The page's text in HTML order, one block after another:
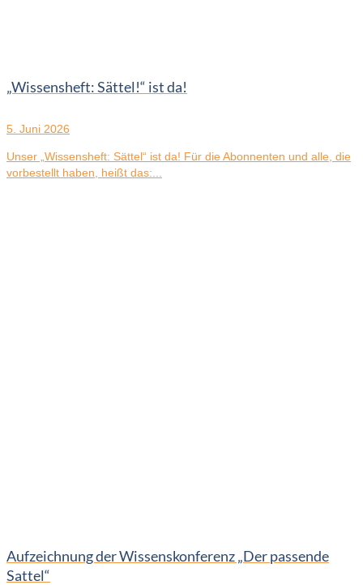
„Wissensheft: Sättel!“ ist da!
5. Juni 2026
Unser „Wissensheft: Sättel“ ist da! Für die Abonnenten und alle, die
vorbestellt haben, heißt das:...
Aufzeichnung der Wissenskonferenz „Der passende
Sattel“